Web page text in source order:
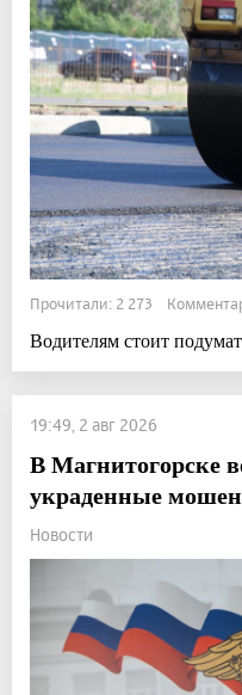
Прочитали: 2 273
Водителям стоит
19:49, 2 авг 2026
В Магнитогорске
украденные
Новости